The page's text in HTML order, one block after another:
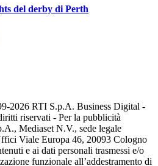
del derby di Perth
2026 RTI S.p.A. Business Digital -
riservati - Per la pubblicità
Mediaset N.V., sede legale
Viale Europa 46, 20093 Cologno
e ai dati personali trasmessi e/o
funzionale all’addestramento di